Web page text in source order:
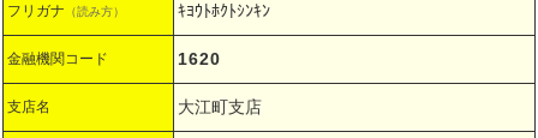
フリガナ （読み方） ｷﾖｳﾄﾎｸﾄｼﾝｷﾝ
金融機関コード 1620
支店名 大江町支店